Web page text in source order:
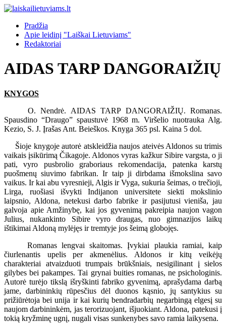
Pradžia
Apie leidinį "Laiškai Lietuviams"
Redaktoriai
AIDAS TARP DANGORAIŽIŲ
KNYGOS
O. Nendrė. AIDAS TARP DANGORAIŽIŲ. Romanas.
Spausdino “Draugo” spaustuvė 1968 m. Viršelio nuotrauka Alg.
Kezio, S. J. Įrašas Ant. Beieškos. Knyga 365 psl. Kaina 5 dol.
Šioje knygoje autorė atskleidžia naujos ateivės Aldonos su trimis
vaikais įsikūrimą Čikagoje. Aldonos vyras kažkur Sibire vargsta, o ji
pati, vyro pusbrolio graboriaus rekomendacija, patenka karstų
puošmenų siuvimo fabrikan. Ir taip ji dirbdama išmokslina savo
vaikus. Ir kai abu vyresnieji, Algis ir Vyga, sukuria šeimas, o trečioji,
Lirga, ruošiasi išvykti Indijanon universitete siekti mokslinio
laipsnio, Aldona, netekusi darbo fabrike ir pasijutusi vieniša, jau
galvoja apie Amžinybę, kai jos gyvenimą pakreipia naujon vagon
Julius, nukankinto Sibire vyro draugas, nuo gimnazijos laikų
ištikimai Aldoną mylėjęs ir tremtyje jos šeimą globojęs.
Romanas lengvai skaitomas. Įvykiai plaukia ramiai, kaip
čiurlenantis upelis per akmenėlius. Aldonos ir kitų veikėjų
charakteriai atvaizduoti trumpais brūkšniais, nesigilinant į sielos
gilybes bei pakampes. Tai grynai buities romanas, ne psichologinis.
Autorė turėjo tikslą išryškinti fabriko gyvenimą, aprašydama darbą
jame, darbininkių rūpesčius dėl duonos kąsnio, jų santykius su
prižiūrėtoja bei unija ir kai kurių bendradarbių negarbingą elgesį su
naujom darbininkėm, jas terorizuojant, išjuokiant. Aldona, patekusi į
tokią kryžminę ugnį, nugali visas sunkenybes savo ramia laikysena.